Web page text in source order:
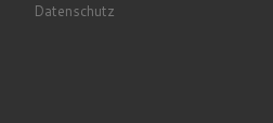
Datenschutz